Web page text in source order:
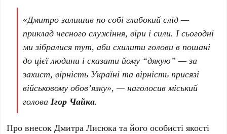
«Дмитро залишив по собі глибокий слід —
приклад чесного служіння, віри і сили. І сьогодні
ми зібралися тут, аби схилити голови в пошані
до цієї людини і сказати йому “дякую” — за
захист, вірність Україні та вірність присязі
військовому обов’язку», — наголосив міський
головаІгор Чайка.
Про внесок Дмитра Лисюка та його особисті якості